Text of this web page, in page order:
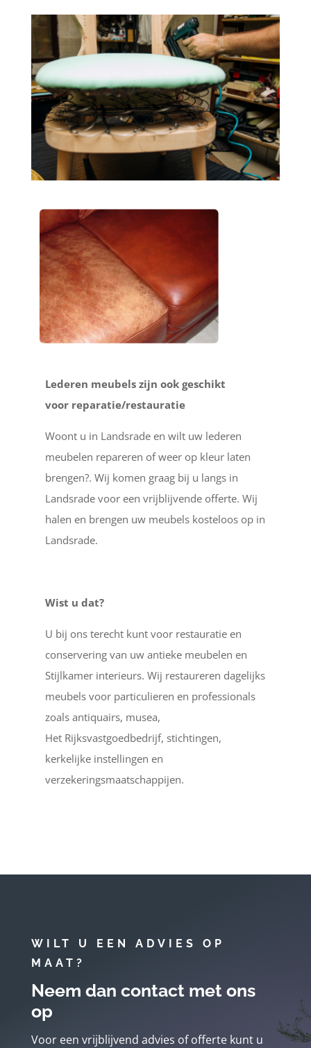
Lederen meubels zijn ook geschikt
voor reparatie/restauratie
Woont u in Landsrade en wilt uw lederen
meubelen repareren of weer op kleur laten
brengen?. Wij komen graag bij u langs in
Landsrade voor een vrijblijvende offerte. Wij
halen en brengen uw meubels kosteloos op in
Landsrade.
Wist u dat?
U bij ons terecht kunt voor restauratie en
conservering van uw antieke meubelen en
Stijlkamer interieurs. Wij restaureren dagelijks
meubels voor particulieren en professionals
zoals antiquairs, musea,
Het Rijksvastgoedbedrijf, stichtingen,
kerkelijke instellingen en
verzekeringsmaatschappijen.
WILT U EEN ADVIES OP
MAAT?
Neem dan contact met ons
op
Voor een vrijblijvend advies of offerte kunt u